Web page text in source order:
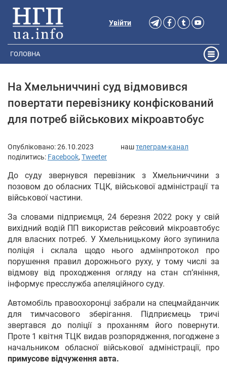
Увійти
ГОЛОВНА
На Хмельниччині суд відмовився
повертати перевізнику конфіскований
для потреб військових мікроавтобус
Опубліковано:26.10.2023 наштелеграм-канал
поділитись: Facebook, Tweeter
До суду звернувся перевізник з Хмельниччини з
позовом до обласних ТЦК, військової адміністрації та
військової частини.
За словами підприємця, 24 березня 2022 року у свій
вихідний водій ПП використав рейсовий мікроавтобус
для власних потреб. У Хмельницькому його зупинила
поліція і склала щодо нього адмінпротокол про
порушення правил дорожнього руху, у тому числі за
відмову від проходження огляду на стан сп’яніння,
інформує пресслужба апеляційного суду.
Автомобіль правоохоронці забрали на спецмайданчик
для тимчасового зберігання. Підприємець тричі
звертався до поліції з проханням його повернути.
Проте 1 квітня ТЦК видав розпорядження, погоджене з
начальником обласної військової адміністрації, про
примусове відчуження авта.